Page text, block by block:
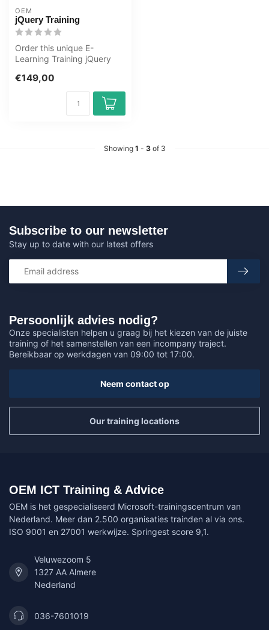
OEM
jQuery Training
Order this unique E-
Learning Training jQuery
to rich ...
€149,00
Showing 1 - 3of 3
Persoonlijk advies nodig?
Onze specialisten helpen u graag bij het kiezen van de juiste
training of het samenstellen van een incompany traject.
Bereikbaar op werkdagen van 09:00 tot 17:00.
Neem contact op
Our training locations
Subscribe to our newsletter
Stay up to date with our latest offers
OEM ICT Training & Advice
OEM is het gespecialiseerd Microsoft-trainingscentrum van
Nederland. Meer dan 2.500 organisaties trainden al via ons.
ISO 9001 en 27001 werkwijze. Springest score 9,1.
Veluwezoom 5
1327 AA Almere
Nederland
036-7601019